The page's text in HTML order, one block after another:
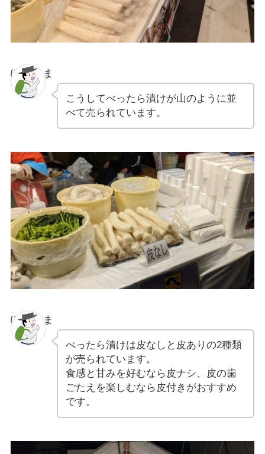
ぽちゃま
こうしてべったら漬けが山のように並
べて売られています。
ぽちゃま
べったら漬けは皮なしと皮ありの2種類
が売られています。
食感と甘みを好むなら皮ナシ、皮の歯
ごたえを楽しむなら皮付きがおすすめ
です。